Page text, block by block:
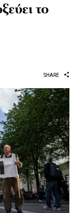
το
SHARE